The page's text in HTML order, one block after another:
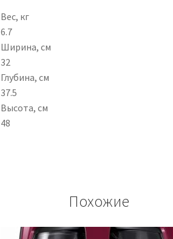
Вес, кг
6.7
Ширина, см
32
Глубина, см
37.5
Высота, см
48
Похожие